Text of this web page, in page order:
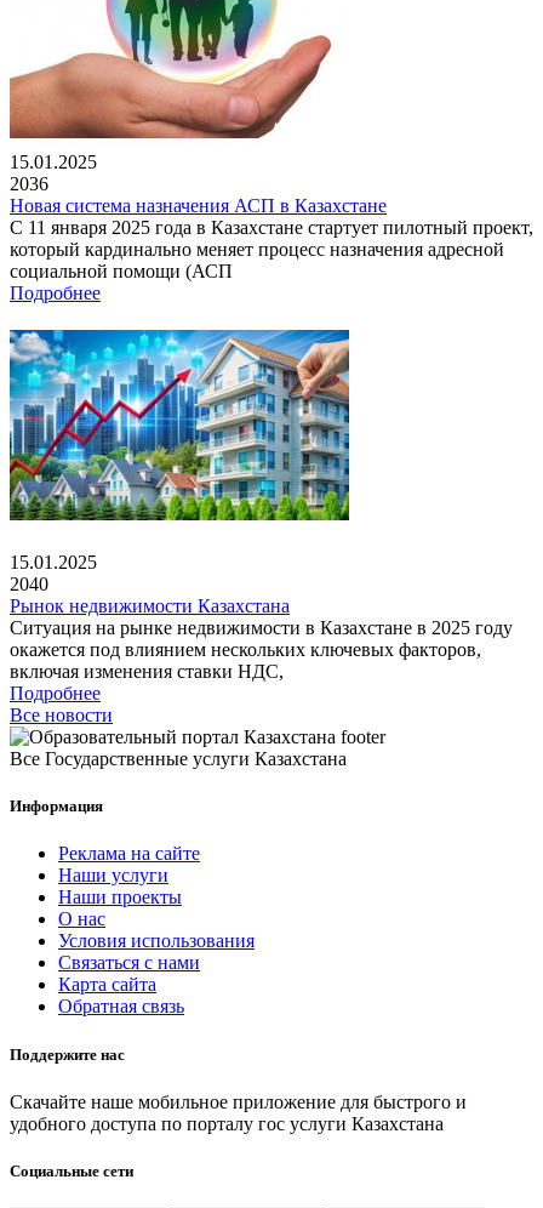
15.01.2025
2036
Новая система назначения АСП в Казахстане
С 11 января 2025 года в Казахстане стартует пилотный проект,
который кардинально меняет процесс назначения адресной
социальной помощи (АСП
Подробнее
15.01.2025
2040
Рынок недвижимости Казахстана
Ситуация на рынке недвижимости в Казахстане в 2025 году
окажется под влиянием нескольких ключевых факторов,
включая изменения ставки НДС,
Подробнее
Все новости
Все Государственные услуги Казахстана
Информация
Реклама на сайте
Наши услуги
Наши проекты
О нас
Условия использования
Связаться с нами
Карта сайта
Обратная связь
Поддержите нас
Скачайте наше мобильное приложение для быстрого и
удобного доступа по порталу гос услуги Казахстана
Социальные сети